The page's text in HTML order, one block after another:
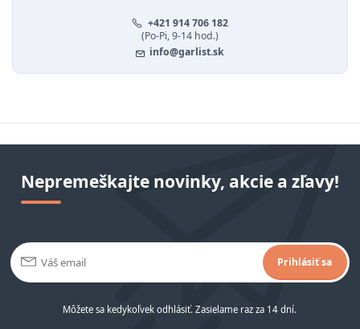
+421 914 706 182
(Po-Pi, 9-14 hod.)
info@garlist.sk
Nepremeškajte novinky, akcie a zľavy!
Prihlásiť sa
Môžete sa kedykoľvek odhlásiť. Zasielame raz za 14 dní.